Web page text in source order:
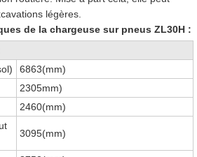
légères.
de la chargeuse sur pneus ZL30H :
6863(mm)
2305mm)
2460(mm)
3095(mm)